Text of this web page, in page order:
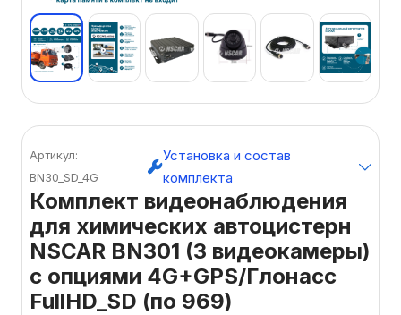
Комплект видеонаблюдения
для химических автоцистерн
NSCAR BN301 (3 видеокамеры)
с опциями 4G+GPS/Глонасс
FullHD_SD (по 969)
Артикул:
BN30_SD_4G
Установка и состав
комплекта